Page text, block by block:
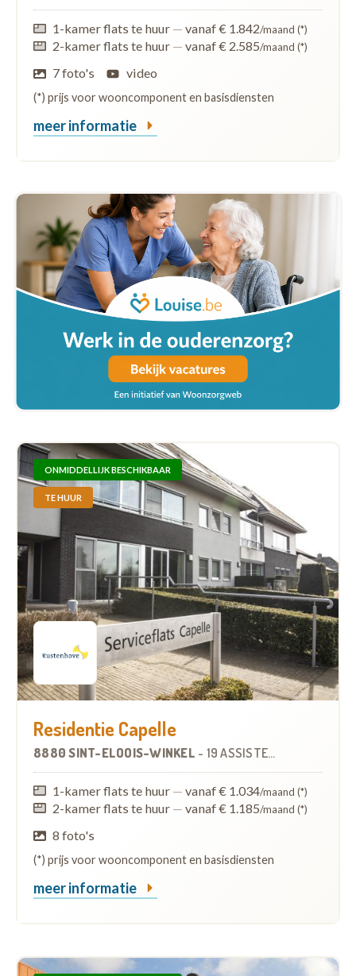
1-kamer flats te huur — vanaf € 1.842/maand (*)
2-kamer flats te huur — vanaf € 2.585/maand (*)
7 foto's video
(*) prijs voor wooncomponent en basisdiensten
meer informatie
ONMIDDELLIJK BESCHIKBAAR
TE HUUR
Residentie Capelle
8880 SINT-ELOOIS-WINKEL - 19 ASSISTENTIEWONINGEN
1-kamer flats te huur — vanaf € 1.034/maand (*)
2-kamer flats te huur — vanaf € 1.185/maand (*)
8 foto's
(*) prijs voor wooncomponent en basisdiensten
meer informatie